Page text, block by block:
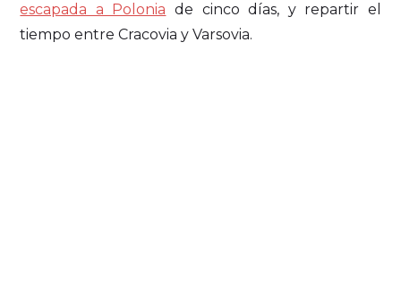
escapada a Polonia de cinco días, y repartir el
tiempo entre Cracovia y Varsovia.